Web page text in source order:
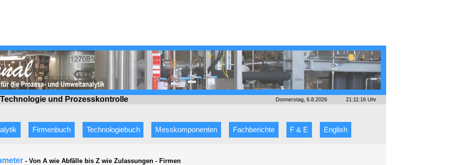
und Prozesskontrolle Donnerstag, 6.8.2026 21:11:16 Uhr
Firmenbuch Technologiebuch Messkomponenten Fachberichte F & E English
- Von A wie Abfälle bis Z wie Zulassungen - Firmen